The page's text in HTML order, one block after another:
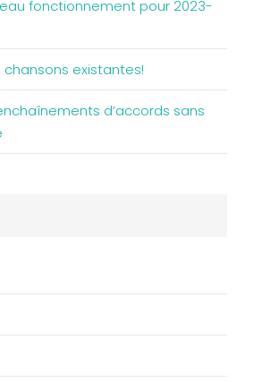
fonctionnement pour 2023-
existantes!
d’accords sans